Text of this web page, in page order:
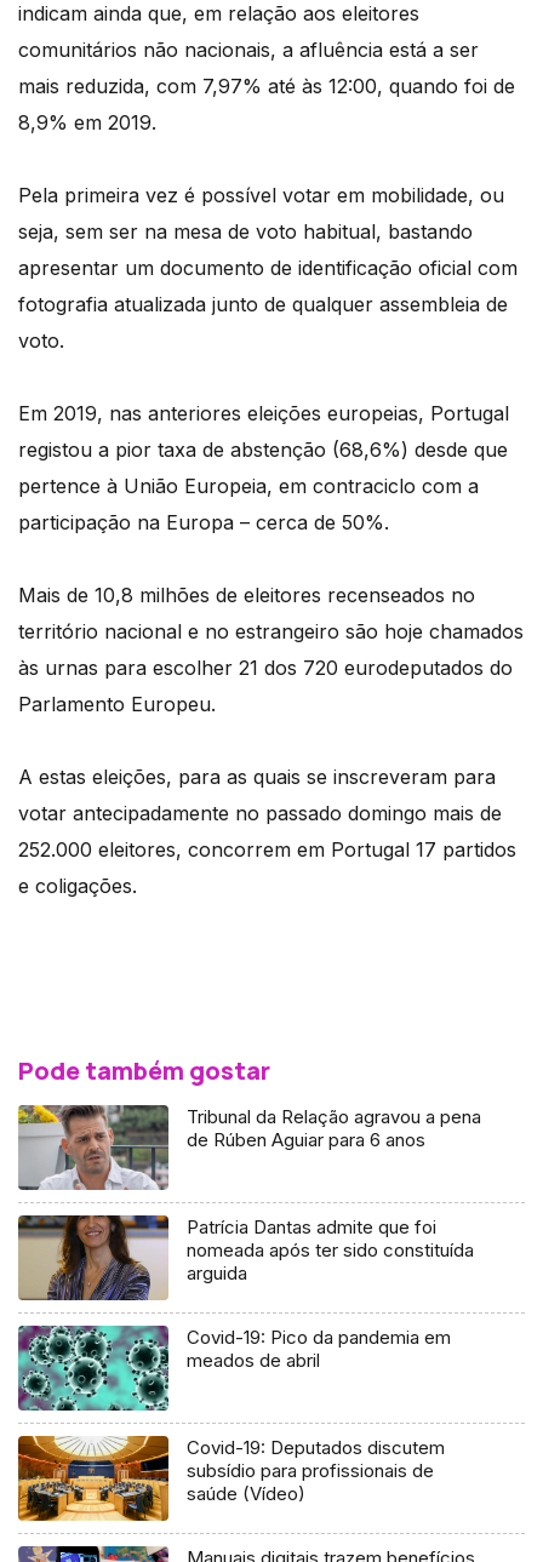
indicam ainda que, em relação aos eleitores
comunitários não nacionais, a afluência está a ser
mais reduzida, com 7,97% até às 12:00, quando foi de
8,9% em 2019.
Pela primeira vez é possível votar em mobilidade, ou
seja, sem ser na mesa de voto habitual, bastando
apresentar um documento de identificação oficial com
fotografia atualizada junto de qualquer assembleia de
voto.
Em 2019, nas anteriores eleições europeias, Portugal
registou a pior taxa de abstenção (68,6%) desde que
pertence à União Europeia, em contraciclo com a
participação na Europa – cerca de 50%.
Mais de 10,8 milhões de eleitores recenseados no
território nacional e no estrangeiro são hoje chamados
às urnas para escolher 21 dos 720 eurodeputados do
Parlamento Europeu.
A estas eleições, para as quais se inscreveram para
votar antecipadamente no passado domingo mais de
252.000 eleitores, concorrem em Portugal 17 partidos
e coligações.
Pode também gostar
Tribunal da Relação agravou a pena
de Rúben Aguiar para 6 anos
Patrícia Dantas admite que foi
nomeada após ter sido constituída
arguida
Covid-19: Pico da pandemia em
meados de abril
Covid-19: Deputados discutem
subsídio para profissionais de
saúde (Vídeo)